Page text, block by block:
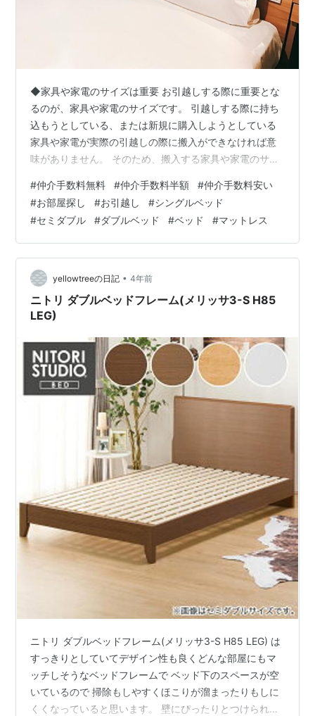
◆家具や家電のサイズは重要 お引越しする際に重要とな
るのが、家具や家電のサイズです。 引越しする際に持ち
込もうとしている、または新規に購入しようとしている
家具や家電が実際の引越しの際に搬入ができなければ意
味がありません。 そのため、搬入する家具や家電のサイ
なります。 テレビやテレビ台、冷蔵庫、洗濯機、机、チ
ェストなどなど測っておくべきものは多いのですが、特
にお部屋のサイズに重大な影響を及ぼすのがベッドで
す。 一人暮らしにせよ、二人暮らしにせよ、ファミリー
にせよ、ベッドのサイズがそのお部屋の大きな部分を占
有することとなります。 そのため、他の家具…
#仲介手数料無料 #仲介手数料半額 #仲介手数料安い
#お部屋探し #お引越し #シングルベッド
#セミダブル #ダブルベッド #ベッド #マットレス
yellowtreeの日記 • 4年前
ニトリ ダブルベッドフレーム(メリッサ3-S H85
LEG)
ニトリ ダブルベッドフレーム(メリッサ3-S H85 LEG) は
すっきりとしていてデザイン性も良くどんな部屋にもマ
ッチしそうなベッドフレームで ベッド下のスペースが空
いているので 掃除もしやすくほこりが溜まったりもしに
くくなっていると思います。 壁にぴったりとつけられる